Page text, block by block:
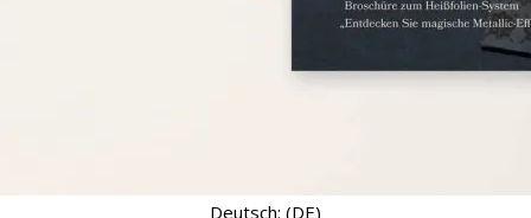
Deutsch: (DE)